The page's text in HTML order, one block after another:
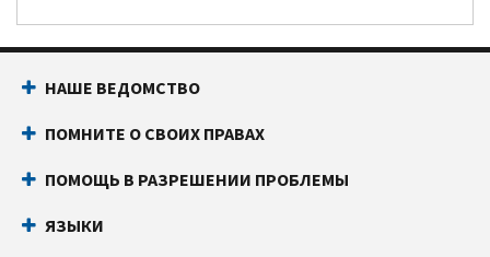
НАШЕ ВЕДОМСТВО
ПОМНИТЕ О СВОИХ ПРАВАХ
ПОМОЩЬ В РАЗРЕШЕНИИ ПРОБЛЕМЫ
ЯЗЫКИ